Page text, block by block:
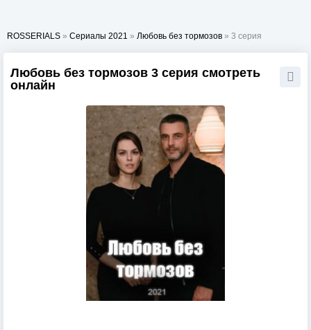
ROSSERIALS » Сериалы 2021 » Любовь без тормозов » 3 серия
Любовь без тормозов 3 серия смотреть
онлайн